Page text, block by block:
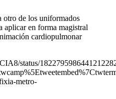
otro de los uniformados
aplicar en forma magistral
cardiopulmonar
status/
metro-